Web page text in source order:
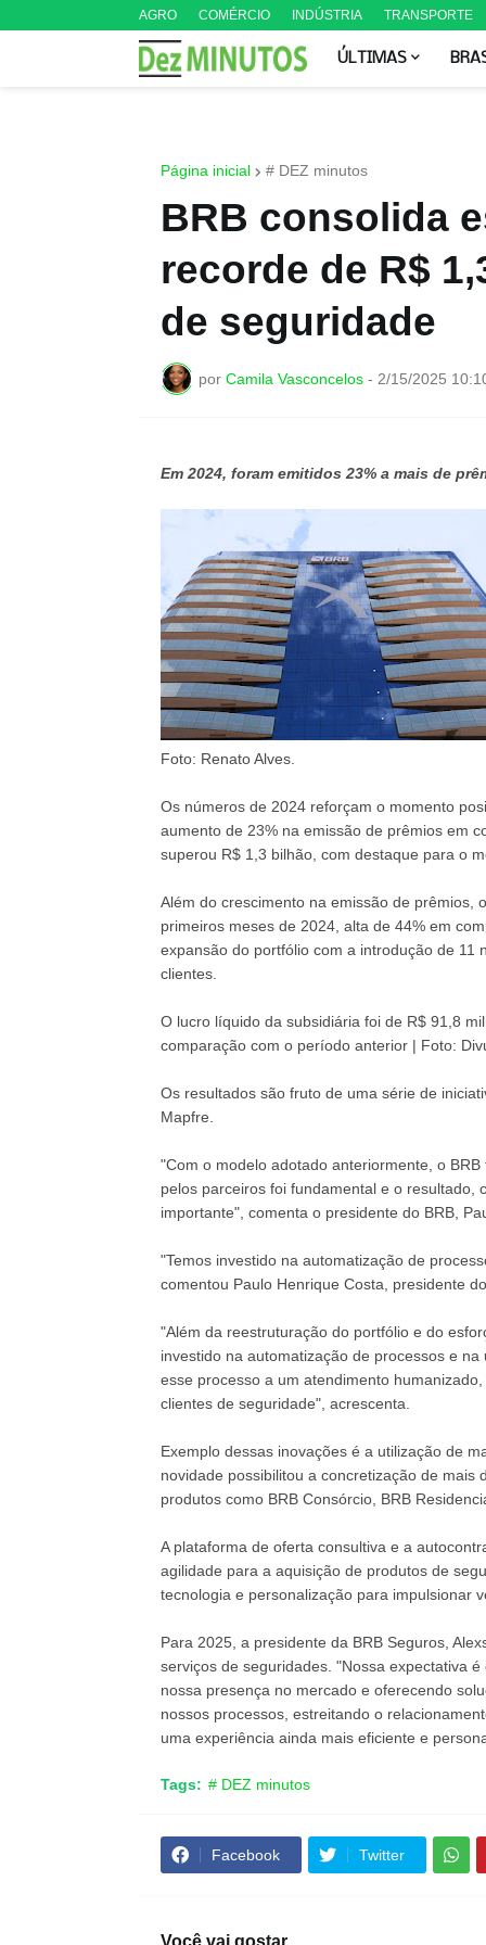
AGRO COMÉRCIO INDÚSTRIA TRANSPORTE
ÚLTIMAS
Página inicial # DEZ minutos
BRB consolida
recorde de R$
de seguridade
por Camila Vasconcelos - 2/15/2025
Em 2024, foram emitidos 23% a mais de
Foto: Renato Alves.
Os números de 2024 reforçam o momento
aumento de 23% na emissão de prêmios em
superou R$ 1,3 bilhão, com destaque para o
Além do crescimento na emissão de prêmios,
primeiros meses de 2024, alta de 44% em
expansão do portfólio com a introdução de 11
clientes.
O lucro líquido da subsidiária foi de R$ 91,8
comparação com o período anterior | Foto:
Os resultados são fruto de uma série de
Mapfre.
"Com o modelo adotado anteriormente, o
pelos parceiros foi fundamental e o resultado,
importante", comenta o presidente do BRB,
"Temos investido na automatização de
comentou Paulo Henrique Costa, presidente
"Além da reestruturação do portfólio e do
investido na automatização de processos e
esse processo a um atendimento
clientes de seguridade", acrescenta.
Exemplo dessas inovações é a utilização de
novidade possibilitou a concretização de
produtos como BRB Consórcio, BRB
A plataforma de oferta consultiva e a
agilidade para a aquisição de produtos de
tecnologia e personalização para impulsionar
Para 2025, a presidente da BRB Seguros,
serviços de seguridades. "Nossa expectativa
nossa presença no mercado e oferecendo
nossos processos, estreitando o
uma experiência ainda mais eficiente e
Tags: # DEZ minutos
Facebook Twitter
Você vai gostar